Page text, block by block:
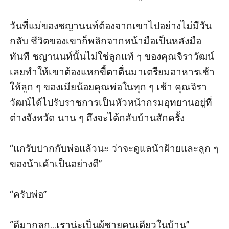
วันที่แม่ของชญานนท์ต้องจากเขาไปอย่างไม่มีวัน
กลับ ชีวิตของเขาก็พลิกจากหน้ามือเป็นหลังมือ
ทันที ชญานนท์นั้นไม่ใช่ลูกแท้ ๆ ของคุณจิราวัฒน์
เลยทำให้เขาต้องแหกขี้ตาตื่นมาเตรียมอาหารเช้า
ให้ลูก ๆ ของเมียน้อยคุณพ่อในทุก ๆ เช้า คุณจิรา
วัฒน์ได้ไปรับราชการเป็นหัวหน้ากรมอุทยานอยู่ที่
ต่างจังหวัด นาน ๆ ถึงจะได้กลับบ้านสักครั้ง
“แกรับปากกับพ่อแล้วนะ ว่าจะดูแลน้าฝ้ายและลูก ๆ
ของน้าเค้าเป็นอย่างดี”
“ครับพ่อ”
“ดีมากลูก...เราน่ะเป็นผู้ชายคนเดียวในบ้าน”